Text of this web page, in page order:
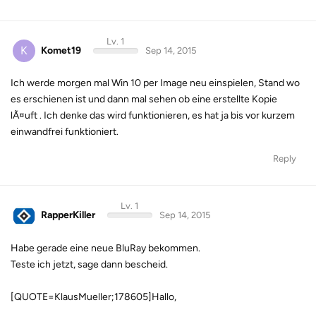
K Komet19
Lv. 1
Sep 14, 2015
Ich werde morgen mal Win 10 per Image neu einspielen, Stand wo
es erschienen ist und dann mal sehen ob eine erstellte Kopie
lÃ¤uft . Ich denke das wird funktionieren, es hat ja bis vor kurzem
einwandfrei funktioniert.
Reply
RapperKiller
Lv. 1
Sep 14, 2015
Habe gerade eine neue BluRay bekommen.
Teste ich jetzt, sage dann bescheid.
[QUOTE=KlausMueller;178605]Hallo,